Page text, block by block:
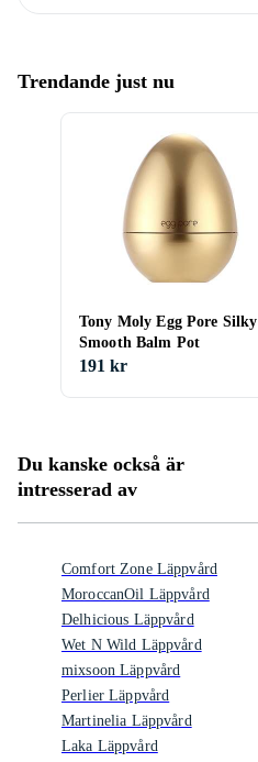
Trendande just nu
Tony Moly Egg Pore Silky
Smooth Balm Pot
191 kr
Du kanske också är
intresserad av
Comfort Zone Läppvård
MoroccanOil Läppvård
Delhicious Läppvård
Wet N Wild Läppvård
mixsoon Läppvård
Perlier Läppvård
Martinelia Läppvård
Laka Läppvård